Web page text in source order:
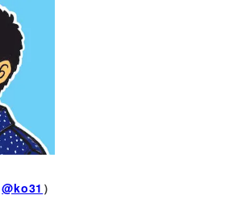
@ko31 ）